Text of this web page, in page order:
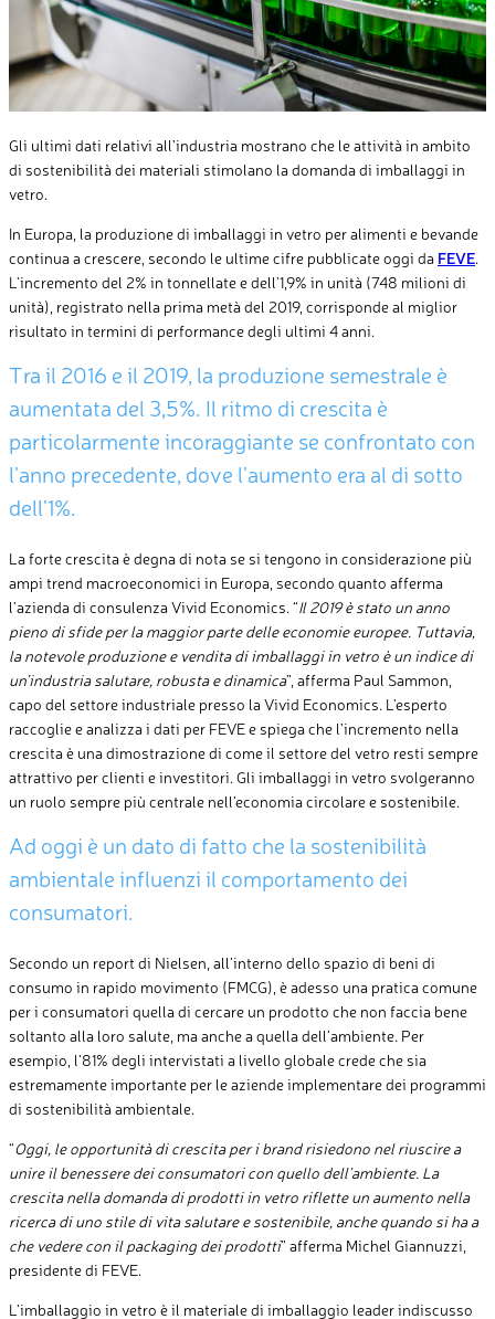
Gli ultimi dati relativi all’industria mostrano che le attività in ambito
di sostenibilità dei materiali stimolano la domanda di imballaggi in
vetro.
In Europa, la produzione di imballaggi in vetro per alimenti e bevande
continua a crescere, secondo le ultime cifre pubblicate oggi da FEVE.
L’incremento del 2% in tonnellate e dell’1,9% in unità (748 milioni di
unità), registrato nella prima metà del 2019, corrisponde al miglior
risultato in termini di performance degli ultimi 4 anni.
Tra il 2016 e il 2019, la produzione semestrale è
aumentata del 3,5%. Il ritmo di crescita è
particolarmente incoraggiante se confrontato con
l’anno precedente, dove l’aumento era al di sotto
dell’1%.
La forte crescita è degna di nota se si tengono in considerazione più
ampi trend macroeconomici in Europa, secondo quanto afferma
l’azienda di consulenza Vivid Economics. “Il 2019 è stato un anno
pieno di sfide per la maggior parte delle economie europee. Tuttavia,
la notevole produzione e vendita di imballaggi in vetro è un indice di
un’industria salutare, robusta e dinamica”, afferma Paul Sammon,
capo del settore industriale presso la Vivid Economics. L’esperto
raccoglie e analizza i dati per FEVE e spiega che l’incremento nella
crescita è una dimostrazione di come il settore del vetro resti sempre
attrattivo per clienti e investitori. Gli imballaggi in vetro svolgeranno
un ruolo sempre più centrale nell’economia circolare e sostenibile.
Ad oggi è un dato di fatto che la sostenibilità
ambientale influenzi il comportamento dei
consumatori.
Secondo un report di Nielsen, all’interno dello spazio di beni di
consumo in rapido movimento (FMCG), è adesso una pratica comune
per i consumatori quella di cercare un prodotto che non faccia bene
soltanto alla loro salute, ma anche a quella dell’ambiente. Per
esempio, l’81% degli intervistati a livello globale crede che sia
estremamente importante per le aziende implementare dei programmi
di sostenibilità ambientale.
“Oggi, le opportunità di crescita per i brand risiedono nel riuscire a
unire il benessere dei consumatori con quello dell’ambiente. La
crescita nella domanda di prodotti in vetro riflette un aumento nella
ricerca di uno stile di vita salutare e sostenibile, anche quando si ha a
che vedere con il packaging dei prodotti” afferma Michel Giannuzzi,
presidente di FEVE.
L’imballaggio in vetro è il materiale di imballaggio leader indiscusso